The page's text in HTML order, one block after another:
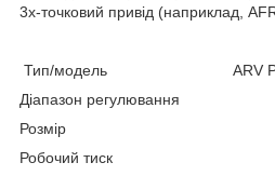
3х-точковий привід (наприклад,
Тип/модель ARV
Діапазон
Розмір
Робочий тиск